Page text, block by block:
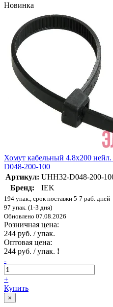
Новинка
Хомут кабельный 4.8х200
D048-200-100
Артикул: UHH32-D048-200-
Бренд:
IEK
194 упак., срок поставки 5-7 раб. дней
97 упак. (1-3 дня)
Обновлено 07.08.2026
Розничная цена:
244 руб. / упак.
Оптовая цена:
244 руб. / упак. !
-
+
Купить
×